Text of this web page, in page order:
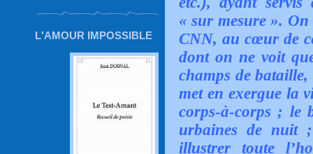
L'AMOUR IMPOSSIBLE
« sur mesure ». On
CNN, au cœur de
dont on ne voit
champs de
met en exergue la
corps-à-corps ; le
urbaines de nuit
illustrer toute